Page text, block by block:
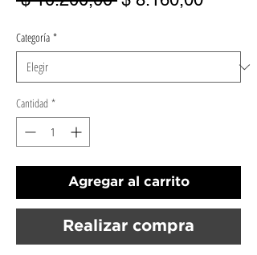
Categoría *
Cantidad *
Agregar al carrito
Realizar compra